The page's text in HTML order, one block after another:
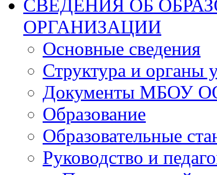
СВЕДЕНИЯ ОБ
ОРГАНИЗАЦИИ
Основные сведения
Структура и органы
Документы МБОУ
Образование
Образовательные
Руководство и